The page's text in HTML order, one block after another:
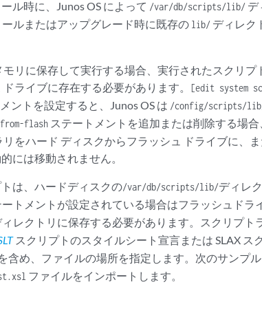
ル時に、Junos OS によって /var/db/scripts/lib/ デ
ルまたはアップグレード時に既存の lib/ ディレク
リに保存して実行する場合、実行されたスクリプ
ライブに存在する必要があります。
[edit system
ントを設定すると、Junos OS は /config/scripts/
flash ステートメントを追加または削除する場
をハード ディスクからフラッシュ ドライブに、
には移動されません。
は、ハードディスクの/var/db/scripts/lib/ディレ
ートメントが設定されている場合はフラッシュドラ
ィレクトリに保存する必要があります。スクリプト
スクリプトのスタイルシート宣言または SLAX ス
含め、ファイルの場所を指定します。次のサンプ
ファイルをインポートします。